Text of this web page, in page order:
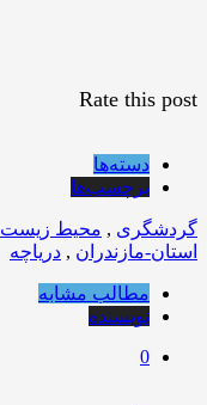
Rate this post
دسته‌ها
برچسب‌ها
گردشگری , محیط زیست
استان-مازندران , دریاچه
مطالب مشابه
نویسنده
0